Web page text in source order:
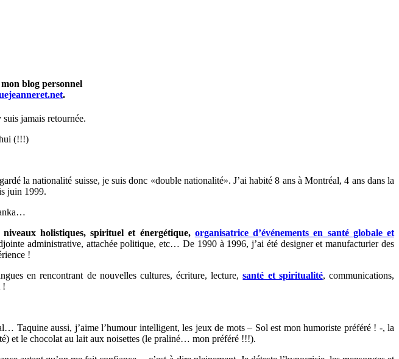
blog personnel
.
jamais retournée.
(!!!)
la nationalité suisse, je suis donc «double nationalité». J’ai habité 8 ans à Montréal, 4 ans dans la
juin 1999.
holistiques, spirituel et énergétique, organisatrice d’événements en santé globale et
administrative, attachée politique, etc… De 1990 à 1996, j’ai été designer et manufacturier des
!
en rencontrant de nouvelles cultures, écriture, lecture, santé et spiritualité, communications,
!
Taquine aussi, j’aime l’humour intelligent, les jeux de mots – Sol est mon humoriste préféré ! -, la
et le chocolat au lait aux noisettes (le praliné… mon préféré !!!).